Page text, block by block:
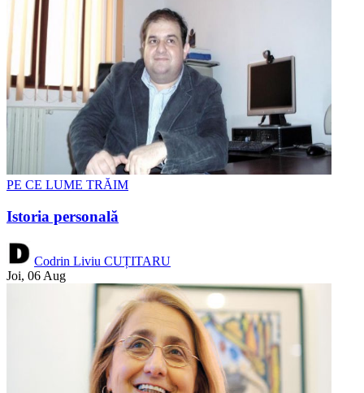
PE CE LUME TRĂIM
Istoria personală
Codrin Liviu CUȚITARU
Joi, 06 Aug